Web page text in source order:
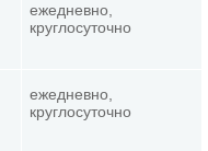
ежедневно,
круглосуточно
ежедневно,
круглосуточно